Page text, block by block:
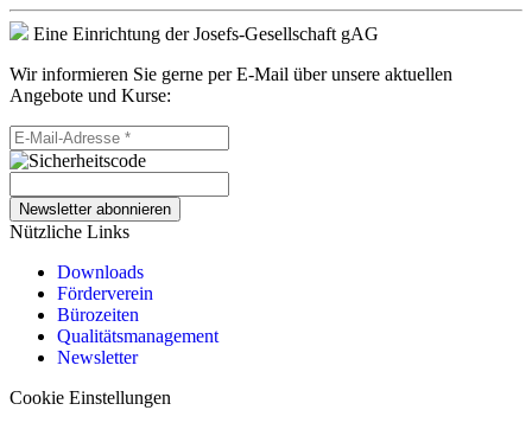
Eine Einrichtung der Josefs-Gesellschaft gAG
Wir informieren Sie gerne per E-Mail über unsere aktuellen
Angebote und Kurse:
Newsletter abonnieren
Nützliche Links
Downloads
Förderverein
Bürozeiten
Qualitätsmanagement
Newsletter
Cookie Einstellungen